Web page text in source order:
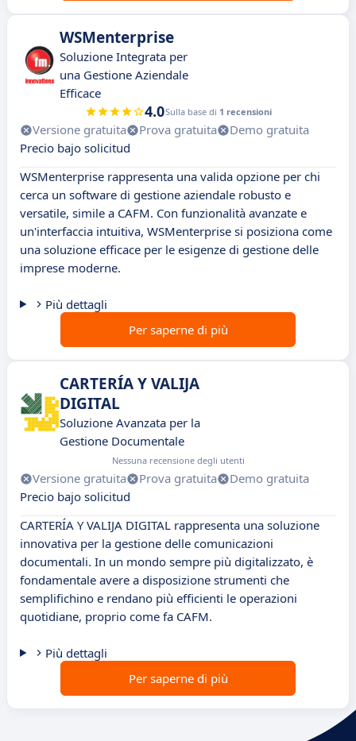
WSMenterprise
Soluzione Integrata per
una Gestione Aziendale
Efficace
4.0Sulla base di 1 recensioni
Versione gratuita Prova gratuita
Demo gratuita
Precio bajo solicitud
WSMenterprise rappresenta una valida opzione per chi
cerca un software di gestione aziendale robusto e
versatile, simile a CAFM. Con funzionalità avanzate e
un'interfaccia intuitiva, WSMenterprise si posiziona come
una soluzione efficace per le esigenze di gestione delle
imprese moderne.
Più dettagli
Per saperne di più
CARTERÍA Y VALIJA
DIGITAL
Soluzione Avanzata per la
Gestione Documentale
Nessuna recensione degli utenti
Versione gratuita Prova gratuita
Demo gratuita
Precio bajo solicitud
CARTERÍA Y VALIJA DIGITAL rappresenta una soluzione
innovativa per la gestione delle comunicazioni
documentali. In un mondo sempre più digitalizzato, è
fondamentale avere a disposizione strumenti che
semplifichino e rendano più efficienti le operazioni
quotidiane, proprio come fa CAFM.
Più dettagli
Per saperne di più